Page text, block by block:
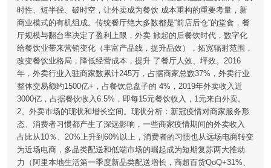
时性、短半径、破时空，让外卖成为餐饮 成本重构的重要考量，新
商业模式的有机组成。传统餐厅绝大多数都是“前店后仓“的堂食，餐
厅规模与翻台率决定了盈利上限，外卖 掀起的后餐饮时代，数字化
给餐饮业带来营销变化（丰富产品线，提升品效），拓宽辐射范围，
改变餐饮业格局，降低经营成本，提升 了餐厅人效、坪效。2016
年，外卖行业入驻商家数累计245万，占据商家总数37%，外卖行业
整体交易额约1500亿+，占餐饮总盘子的 4%，2019年外卖收入近
3000亿，占据餐饮收入6.5%，即每15元餐饮收入，1元来自外卖。
2、外卖市场的现状和增长空间。现状分析：新冠疫情对商家服务形
态、消费者习惯都产生了深远影响，一些商家疫情期间的外卖收入
占比从10％、20%上升到60%以上，消费者的习惯也从远场电商转变
为近场电商，多品类配送和低端市场的崛起成为短期复苏两大推动
力（阿里本地生活第一季度新品类配送增长，商超百货QoQ+31%、